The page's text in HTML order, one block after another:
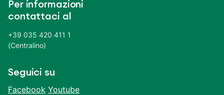
Per informazioni
contattaci al
+39 035 420 411 1
(Centralino)
Seguici su
Facebook Youtube